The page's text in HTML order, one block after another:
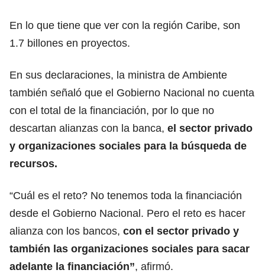
En lo que tiene que ver con la región Caribe, son
1.7 billones en proyectos.
En sus declaraciones, la ministra de Ambiente
también señaló que el Gobierno Nacional no cuenta
con el total de la financiación, por lo que no
descartan alianzas con la banca, el sector privado
y organizaciones sociales para la búsqueda de
recursos.
“Cuál es el reto? No tenemos toda la financiación
desde el Gobierno Nacional. Pero el reto es hacer
alianza con los bancos, con el sector privado y
también las organizaciones sociales para sacar
adelante la financiación”, afirmó.